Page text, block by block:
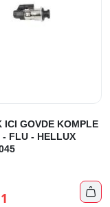
ICI GOVDE KOMPLE
- FLU - HELLUX
